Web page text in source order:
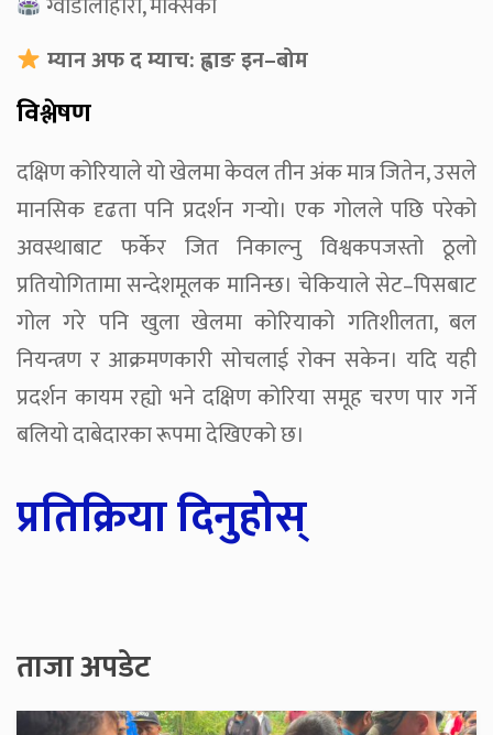
म्यान अफ द म्याच: ह्वाङ इन–बोम
विश्लेषण
दक्षिण कोरियाले यो खेलमा केवल तीन अंक मात्र जितेन, उसले
मानसिक दृढता पनि प्रदर्शन गर्‍यो। एक गोलले पछि परेको
अवस्थाबाट फर्केर जित निकाल्नु विश्वकपजस्तो ठूलो
प्रतियोगितामा सन्देशमूलक मानिन्छ। चेकियाले सेट–पिसबाट
गोल गरे पनि खुला खेलमा कोरियाको गतिशीलता, बल
नियन्त्रण र आक्रमणकारी सोचलाई रोक्न सकेन। यदि यही
प्रदर्शन कायम रह्यो भने दक्षिण कोरिया समूह चरण पार गर्ने
बलियो दाबेदारका रूपमा देखिएको छ।
प्रतिक्रिया दिनुहोस्
ताजा अपडेट